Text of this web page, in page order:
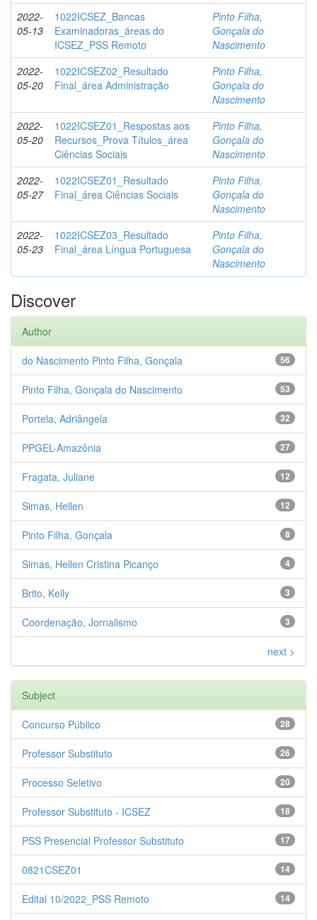
2022-
05-13
1022ICSEZ_Bancas
Examinadoras_áreas do
ICSEZ_PSS Remoto
Pinto Filha,
Gonçala do
Nascimento
2022-
05-20
1022ICSEZ02_Resultado
Final_área Administração
Pinto Filha,
Gonçala do
Nascimento
2022-
05-20
1022ICSEZ01_Respostas aos
Recursos_Prova Títulos_área
Ciências Sociais
Pinto Filha,
Gonçala do
Nascimento
2022-
05-27
1022ICSEZ01_Resultado
Final_área Ciências Sociais
Pinto Filha,
Gonçala do
Nascimento
2022-
05-23
1022ICSEZ03_Resultado
Final_área Língua Portuguesa
Pinto Filha,
Gonçala do
Nascimento
Discover
Author
56
do Nascimento Pinto Filha, Gonçala
53
Pinto Filha, Gonçala do Nascimento
32
Portela, Adriângela
27
PPGEL-Amazônia
12
Fragata, Juliane
12
Simas, Hellen
8
Pinto Filha, Gonçala
4
Simas, Hellen Cristina Picanço
3
Brito, Kelly
3
Coordenação, Jornalismo
next >
Subject
28
Concurso Público
26
Professor Substituto
20
Processo Seletivo
18
Professor Substituto - ICSEZ
17
PSS Presencial Professor Substituto
14
0821CSEZ01
14
Edital 10/2022_PSS Remoto